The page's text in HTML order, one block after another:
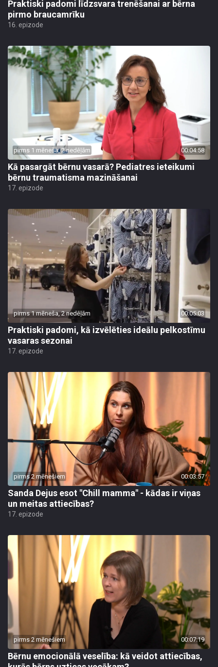
Praktiski padomi līdzsvara trenēšanai ar bērna
pirmo braucamrīku
16. epizode
pirms 1 mēneša, 2 nedēļām 00:04:58
Kā pasargāt bērnu vasarā? Pediatres ieteikumi
bērnu traumatisma mazināšanai
17. epizode
pirms 1 mēneša, 2 nedēļām 00:05:03
Praktiski padomi, kā izvēlēties ideālu pelkostīmu
vasaras sezonai
17. epizode
pirms 2 mēnešiem 00:03:57
Sanda Dejus esot "Chill mamma" - kādas ir viņas
un meitas attiecības?
17. epizode
pirms 2 mēnešiem 00:07:19
Bērnu emocionālā veselība: kā veidot attiecības,